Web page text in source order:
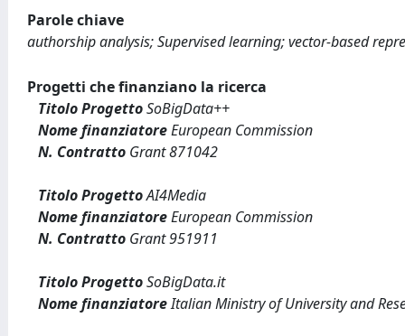
Parole chiave
authorship analysis; Supervised learning; vector-based
Progetti che finanziano la ricerca
Titolo ProgettoSoBigData++
Nome finanziatoreEuropean Commission
N. Contratto Grant 871042
Titolo ProgettoAI4Media
Nome finanziatoreEuropean Commission
N. Contratto Grant 951911
Titolo ProgettoSoBigData.it
Nome finanziatoreItalian Ministry of University and